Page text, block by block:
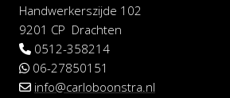
Handwerkerszijde 102
9201 CP Drachten
0512-358214
06-27850151
info@carloboonstra.nl